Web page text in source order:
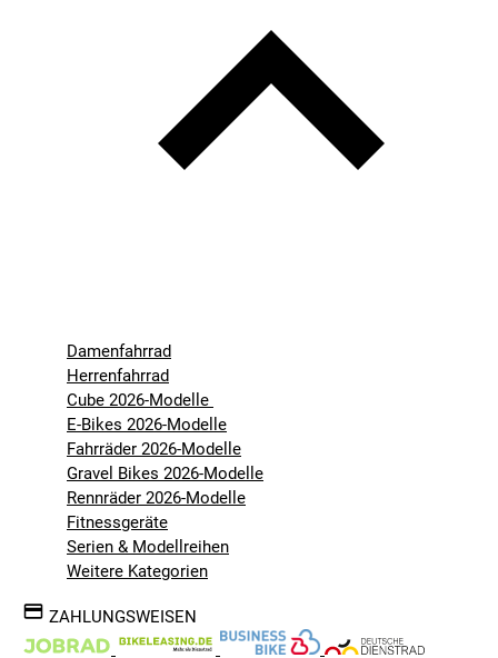
Damenfahrrad
Herrenfahrrad
Cube 2026-Modelle
E-Bikes 2026-Modelle
Fahrräder 2026-Modelle
Gravel Bikes 2026-Modelle
Rennräder 2026-Modelle
Fitnessgeräte
Serien & Modellreihen
Weitere Kategorien
ZAHLUNGSWEISEN